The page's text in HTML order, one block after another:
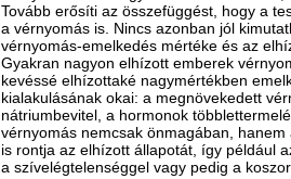
Tovább erősíti az összefüggést, hogy a
a vérnyomás is. Nincs azonban jól
vérnyomás-emelkedés mértéke és az
Gyakran nagyon elhízott emberek
kevéssé elhízottaké nagymértékben
kialakulásának okai: a megnövekedett
nátriumbevitel, a hormonok
vérnyomás nemcsak önmagában,
is rontja az elhízott állapotát, így például
a szívelégtelenséggel vagy pedig a